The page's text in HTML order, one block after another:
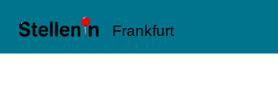
Frankfurt